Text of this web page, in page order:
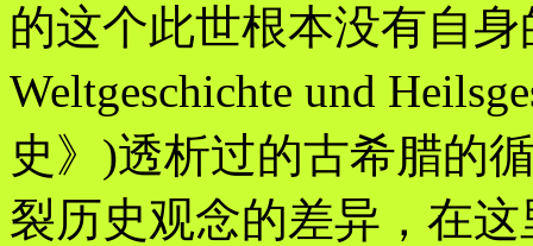
的这个此世根本没有自
Weltgeschichte und
史》)透析过的古希腊的
裂历史观念的差异，在